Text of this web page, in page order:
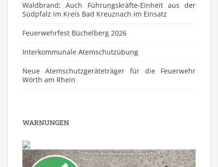
Waldbrand: Auch Führungskräfte-Einheit aus der
Südpfalz im Kreis Bad Kreuznach im Einsatz
Feuerwehrfest Büchelberg 2026
⁠Interkommunale Atemschutzübung
Neue Atemschutzgeräteträger für die Feuerwehr
Wörth am Rhein
WARNUNGEN